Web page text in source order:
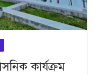
কার্যক্রম